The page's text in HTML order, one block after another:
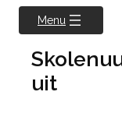
Menu
uit